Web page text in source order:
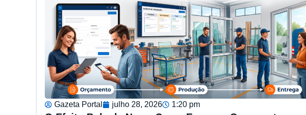
Gazeta Portal julho 28, 2026 1:20 pm